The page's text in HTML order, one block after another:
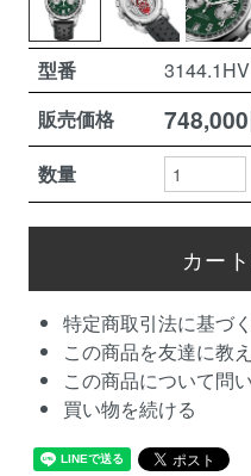
型番
3144.1HV
販売価格
数量
特定商取引法に基づ
この商品を友達に教
この商品について問
買い物を続ける